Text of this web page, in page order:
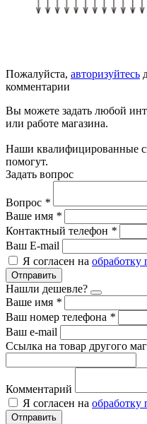
Пожалуйста, авторизуйтесь
комментарии
Вы можете задать любой
или работе магазина.
Наши квалифицированные
помогут.
Задать вопрос
Вопрос *
Ваше имя *
Контактный телефон *
Ваш E-mail
Я согласен на обработку
Отправить
Нашли дешевле?
Ваше имя *
Ваш номер телефона *
Ваш e-mail
Ссылка на товар другого
Комментарий
Я согласен на обработку
Отправить